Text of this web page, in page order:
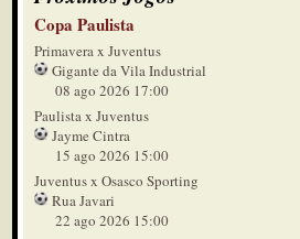
Copa Paulista
Primavera x Juventus
Gigante da Vila Industrial
08 ago 2026 17:00
Paulista x Juventus
Jayme Cintra
15 ago 2026 15:00
Juventus x Osasco Sporting
Rua Javari
22 ago 2026 15:00